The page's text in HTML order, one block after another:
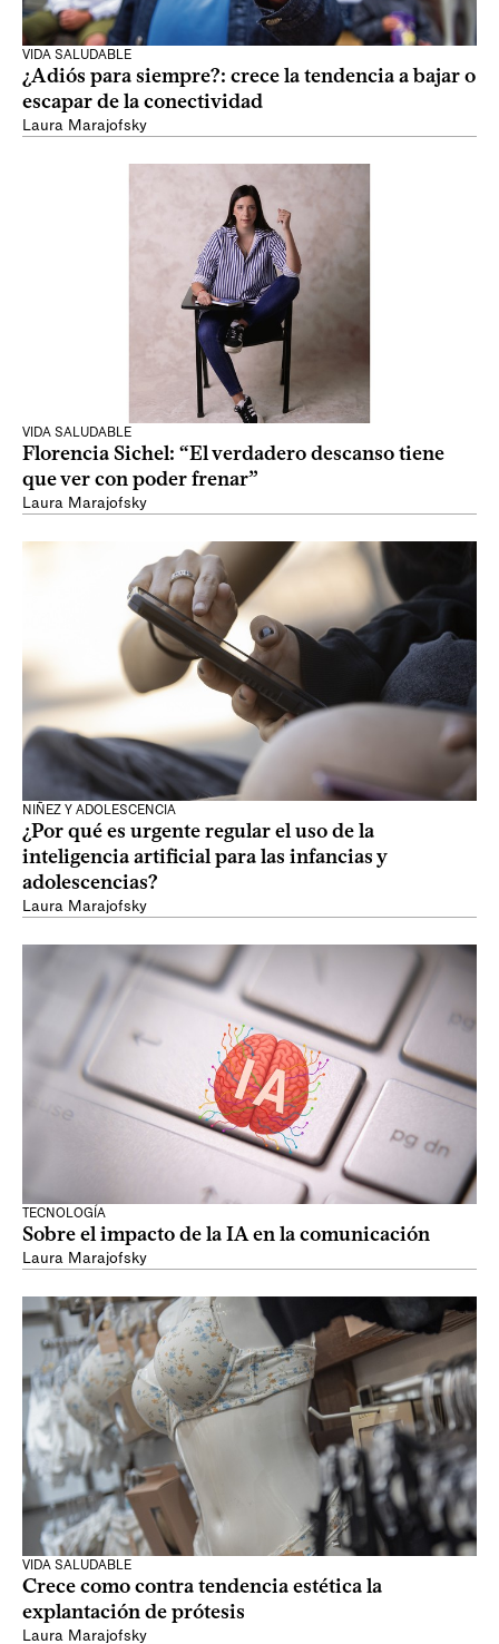
VIDA SALUDABLE
¿Adiós para siempre?: crece la tendencia a bajar o
escapar de la conectividad
Laura Marajofsky
VIDA SALUDABLE
Florencia Sichel: “El verdadero descanso tiene
que ver con poder frenar”
Laura Marajofsky
NIÑEZ Y ADOLESCENCIA
¿Por qué es urgente regular el uso de la
inteligencia artificial para las infancias y
adolescencias?
Laura Marajofsky
TECNOLOGÍA
Sobre el impacto de la IA en la comunicación
Laura Marajofsky
VIDA SALUDABLE
Crece como contra tendencia estética la
explantación de prótesis
Laura Marajofsky